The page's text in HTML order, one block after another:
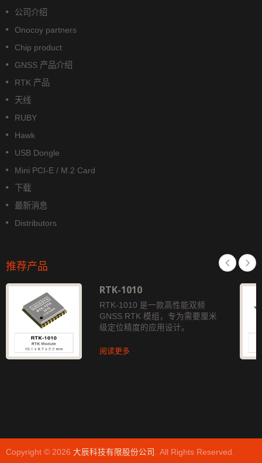
公司介绍
Onocoy partners
Chip product
GNSS 产品介绍
RTK 产品
天线
RUBY
Hawk
USB Dongle
Mini PCI-E / M.2 Card
下载
最新消息
Distributors
推荐产品
RTK-1010
RTK-1010 是一款高性能双频
GNSS RTK 模组，专为需要厘米
级定位精度的应用设计。
阅读更多
Copyright © 2026 大辰科技有限股份公司 . All Rights Reserved.